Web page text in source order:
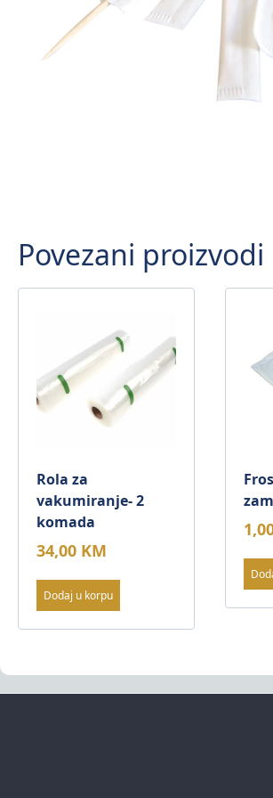
Povezani proizvodi
Rola za
vakumiranje- 2
komada
34,00 KM
Dodaj u korpu